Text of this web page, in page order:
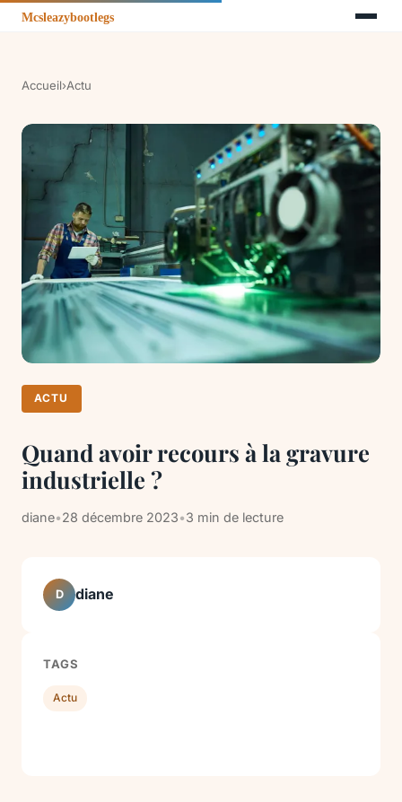
Accueil›Actu
ACTU
Quand avoir recours à la gravure
industrielle ?
diane•28 décembre 2023•3 min de lecture
D diane
TAGS
Actu